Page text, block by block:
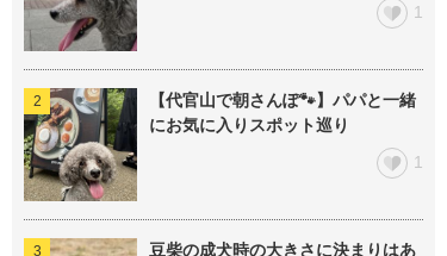
1
【代官山で朝さんぽ🐾】パパと一緒
にお気に入りスポット巡り
1
豆柴の成犬時の大きさに決まりはあ